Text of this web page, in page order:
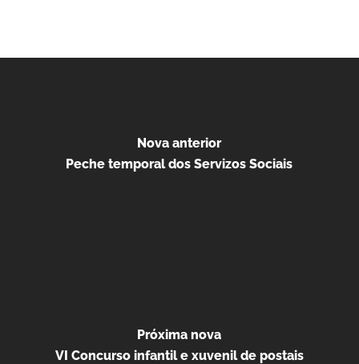
Nova anterior
Peche temporal dos Servizos Sociais
Próxima nova
VI Concurso infantil e xuvenil de postais